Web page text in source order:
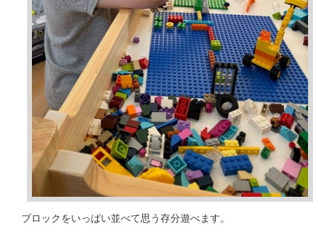
ブロックをいっぱい並べて思う存分遊べます。